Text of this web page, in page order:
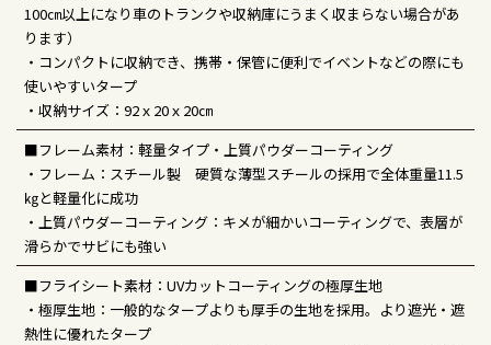
100㎝以上になり車のトランクや収納庫にうまく収まらない場合があ
ります）
・コンパクトに収納でき、携帯・保管に便利でイベントなどの際にも
使いやすいタープ
・収納サイズ：92ｘ20ｘ20㎝
■フレーム素材：軽量タイプ・上質パウダーコーティング
・フレーム：スチール製 硬質な薄型スチールの採用で全体重量11.5
㎏と軽量化に成功
・上質パウダーコーティング：キメが細かいコーティングで、表層が
滑らかでサビにも強い
■フライシート素材：UVカットコーティングの極厚生地
・極厚生地：一般的なタープよりも厚手の生地を採用。より遮光・遮
熱性に優れたタープ